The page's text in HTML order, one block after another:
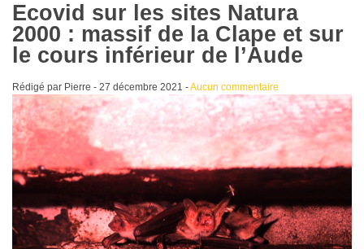
Ecovid sur les sites Natura
2000 : massif de la Clape et sur
le cours inférieur de l’Aude
Rédigé par Pierre - 27 décembre 2021 -Aucun commentaire